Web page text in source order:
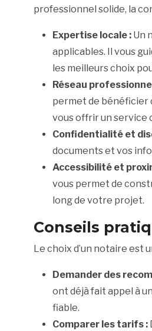
professionnel solide, la
Expertise locale : Un
applicables. Il vous
les meilleurs choix
Réseau
permet de bénéficier
vous offrir un service
Confidentialité et
documents et vos
Accessibilité et
vous permet de
long de votre projet.
Conseils
Le choix d’un notaire est
Demander des
ont déjà fait appel à
fiable.
Comparer les tarifs :